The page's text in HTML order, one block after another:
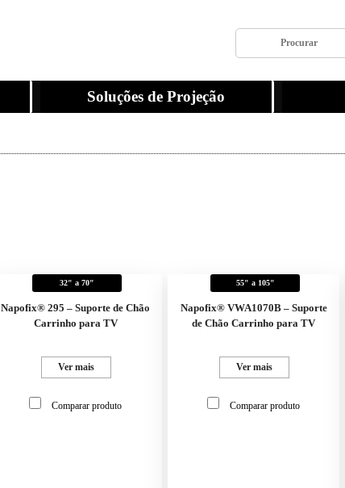
Soluções de Projeção
32" a 70"
Napofix® 295 – Suporte de Chão
Carrinho para TV
Ver mais
Comparar produto
55" a 105"
Napofix® VWA1070B – Suporte
de Chão Carrinho para TV
Ver mais
Comparar produto